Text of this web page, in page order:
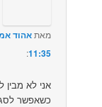
מאתאהוד
11:35
:‏
אני לא מבין
כשאפשר